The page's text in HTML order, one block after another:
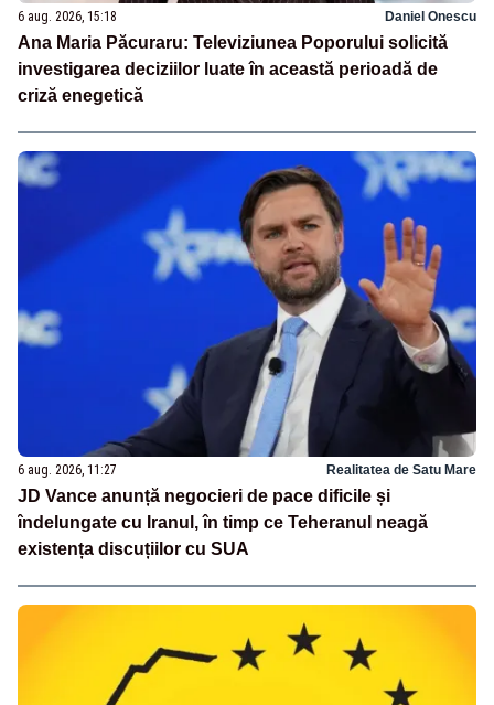
6 aug. 2026, 15:18 Daniel Onescu
Ana Maria Păcuraru: Televiziunea Poporului solicită
investigarea deciziilor luate în această perioadă de
criză enegetică
6 aug. 2026, 11:27 Realitatea de Satu Mare
JD Vance anunță negocieri de pace dificile și
îndelungate cu Iranul, în timp ce Teheranul neagă
existența discuțiilor cu SUA